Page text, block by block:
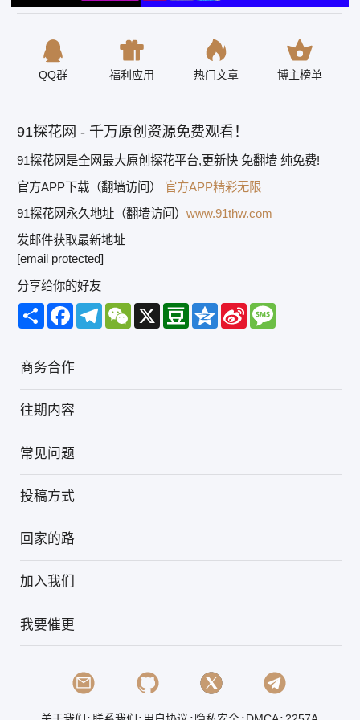
QQ群 福利应用 热门文章 博主榜单
91探花网 - 千万原创资源免费观看！
91探花网是全网最大原创探花平台,更新快 免翻墙 纯免费!
官方APP下载（翻墙访问）
官方APP精彩无限
91探花网永久地址（翻墙访问） www.91thw.com
发邮件获取最新地址
[email protected]
分享给你的好友
Share FacebookTelegramWeChat
X DoubanQzoneSina
Weibo
Message
商务合作
往期内容
常见问题
投稿方式
回家的路
加入我们
我要催更
. . . . .